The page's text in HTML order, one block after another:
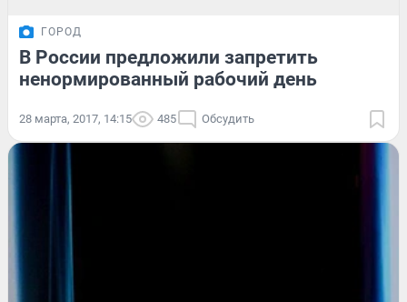
ГОРОД
В России предложили запретить
ненормированный рабочий день
28 марта, 2017, 14:15 485 Обсудить